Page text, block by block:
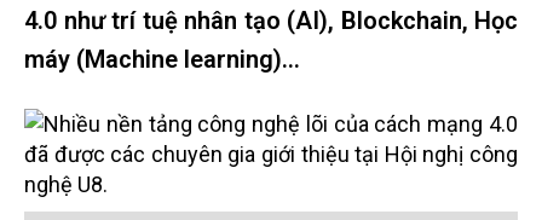
4.0 như trí tuệ nhân tạo (AI), Blockchain, Học
máy (Machine learning)…